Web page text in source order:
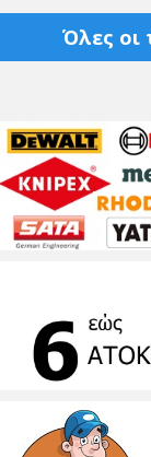
Όλες οι